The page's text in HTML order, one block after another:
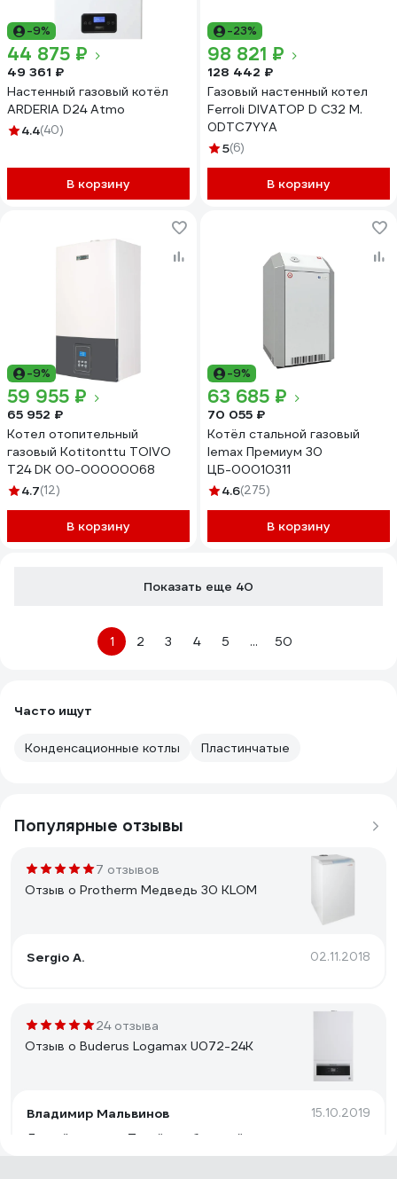
-9%
44 875 ₽
49 361 ₽
Настенный газовый котёл
ARDERIA D24 Atmo
4.4(40)
В корзину
-23%
98 821 ₽
128 442 ₽
Газовый настенный котел
Ferroli DIVATOP D C32 M.
0DTC7YYA
5(6)
В корзину
-9%
59 955 ₽
65 952 ₽
Котел отопительный
газовый Kotitonttu TOIVO
T24 DK 00-00000068
4.7(12)
В корзину
-9%
63 685 ₽
70 055 ₽
Котёл стальной газовый
lemax Премиум 30
ЦБ-00010311
4.6(275)
В корзину
Показать еще 40
1 2 3 4 5 ... 50
Часто ищут
Конденсационные котлы Пластинчатые
Популярные отзывы
7 отзывов
Отзыв о Protherm Медведь 30 KLOM
Sergio A. 02.11.2018
24 отзыва
Отзыв о Buderus Logamax U072-24K
Владимир Мальвинов 15.10.2019
Да всё хорошо. Тихий, стабильный, я про него уже и
забыл почти, что он есть.